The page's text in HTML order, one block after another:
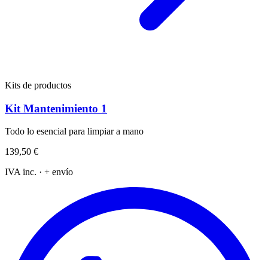
Kits de productos
Kit Mantenimiento 1
Todo lo esencial para limpiar a mano
139,50 €
IVA inc. · + envío